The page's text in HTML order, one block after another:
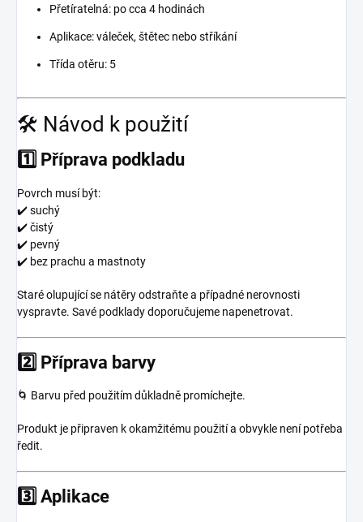
Přetíratelná: po cca 4 hodinách
Aplikace: váleček, štětec nebo stříkání
Třída otěru: 5
🛠️ Návod k použití
1️⃣ Příprava podkladu
Povrch musí být:
✔️ suchý
✔️ čistý
✔️ pevný
✔️ bez prachu a mastnoty
Staré olupující se nátěry odstraňte a případné nerovnosti
vyspravte. Savé podklady doporučujeme napenetrovat.
2️⃣ Příprava barvy
🌀 Barvu před použitím důkladně promíchejte.
Produkt je připraven k okamžitému použití a obvykle není potřeba
ředit.
3️⃣ Aplikace